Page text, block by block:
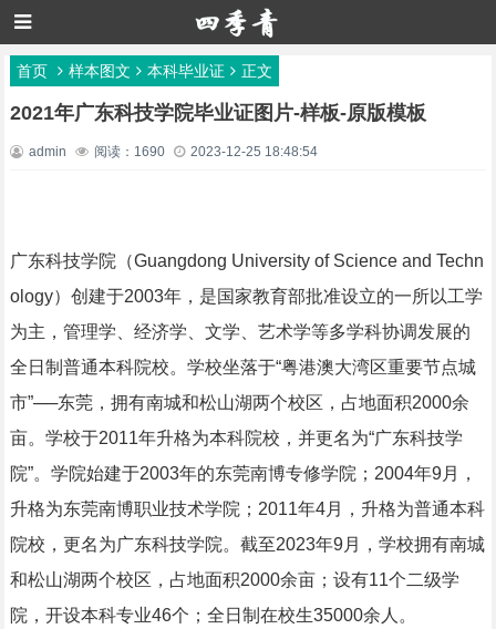
首页 样本图文 本科毕业证 正文
2021年广东科技学院毕业证图片-样板-原版模板
admin 阅读：1690 2023-12-25 18:48:54
广东科技学院（Guangdong University of Science and Techn
ology）创建于2003年，是国家教育部批准设立的一所以工学
为主，管理学、经济学、文学、艺术学等多学科协调发展的
全日制普通本科院校。学校坐落于“粤港澳大湾区重要节点城
市”──东莞，拥有南城和松山湖两个校区，占地面积2000余
亩。学校于2011年升格为本科院校，并更名为“广东科技学
院”。学院始建于2003年的东莞南博专修学院；2004年9月，
升格为东莞南博职业技术学院；2011年4月，升格为普通本科
院校，更名为广东科技学院。截至2023年9月，学校拥有南城
和松山湖两个校区，占地面积2000余亩；设有11个二级学
院，开设本科专业46个；全日制在校生35000余人。